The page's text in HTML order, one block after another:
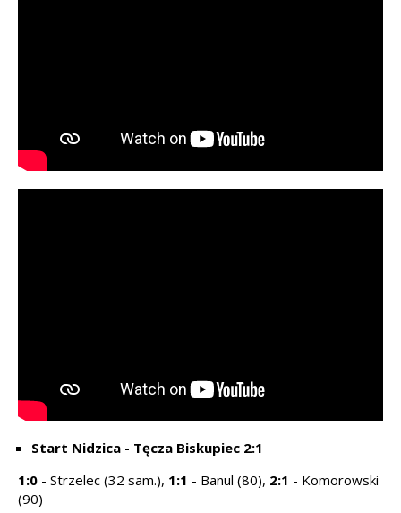
Start Nidzica - Tęcza Biskupiec 2:1
1:0 - Strzelec (32 sam.), 1:1 - Banul (80), 2:1 - Komorowski
(90)